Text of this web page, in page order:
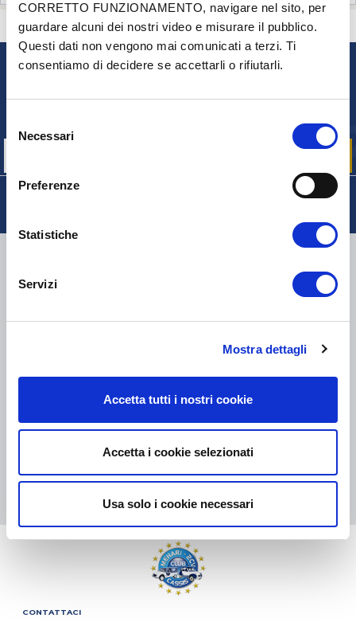
CORRETTO FUNZIONAMENTO, navigare nel sito, per
guardare alcuni dei nostri video e misurare il pubblico.
Questi dati non vengono mai comunicati a terzi. Ti
consentiamo di decidere se accettarli o rifiutarli.
delNecessari
Preferenze
Statistiche
Servizi
Mostra dettagli
Accetta tutti i nostri cookie
Accetta i cookie selezionati
Usa solo i cookie necessari
HAI DELLE DOMANDE? BISOGNO DI AIUTO? CONTATTACI
Iscriviti per ricevere gratuitamente
THE FEEDBACK
Eccellente:4.5/5
(dal 2018)
CONTATTACI